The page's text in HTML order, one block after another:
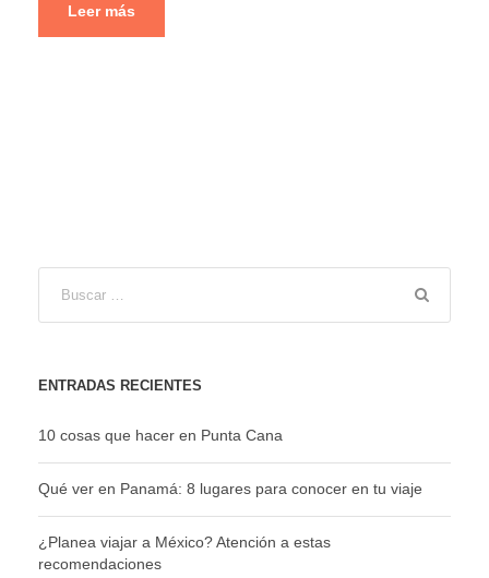
Leer más
ENTRADAS RECIENTES
10 cosas que hacer en Punta Cana
Qué ver en Panamá: 8 lugares para conocer en tu viaje
¿Planea viajar a México? Atención a estas
recomendaciones